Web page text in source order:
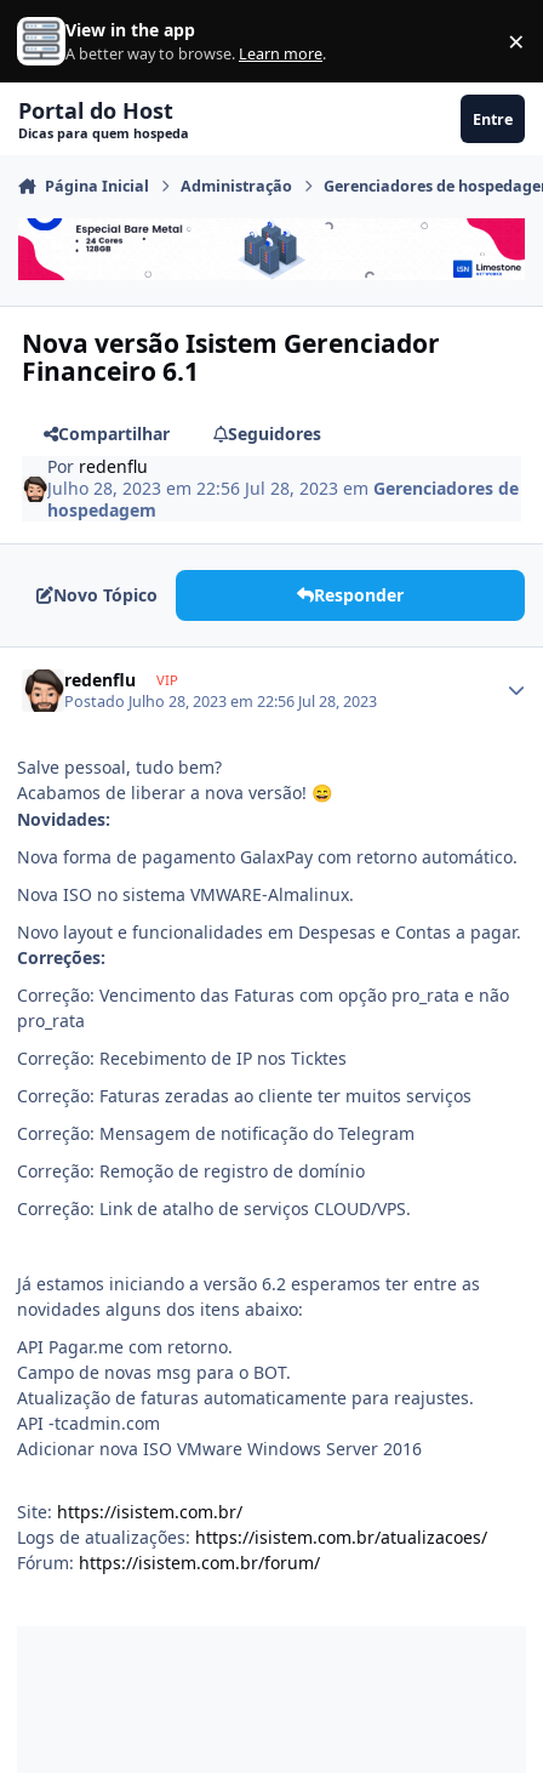
Ir para conteúdo
View in the app
A better way to browse. Learn more. ×
Portal do Host
Dicas para quem hospeda
Entre
Página Inicial Administração Gerenciadores de
Nova versão Isistem Gerenciador
Financeiro 6.1
Compartilhar
Seguidores
Por redenflu
Julho 28, 2023 em 22:56 Jul 28, 2023 emGerenciadores de
hospedagem
Novo Tópico Responder
redenflu VIP
Postado Julho 28, 2023 em 22:56 Jul 28, 2023
Salve pessoal, tudo bem?
Acabamos de liberar a nova versão! 😄
Novidades:
Nova forma de pagamento GalaxPay com retorno automático.
Nova ISO no sistema VMWARE-Almalinux.
Novo layout e funcionalidades em Despesas e Contas a pagar.
Correções:
Correção: Vencimento das Faturas com opção pro_rata e não
pro_rata
Correção: Recebimento de IP nos Ticktes
Correção: Faturas zeradas ao cliente ter muitos serviços
Correção: Mensagem de notificação do Telegram
Correção: Remoção de registro de domínio
Correção: Link de atalho de serviços CLOUD/VPS.
Já estamos iniciando a versão 6.2 esperamos ter entre as
novidades alguns dos itens abaixo:
API Pagar.me com retorno.
Campo de novas msg para o BOT.
Atualização de faturas automaticamente para reajustes.
API -tcadmin.com
Adicionar nova ISO VMware Windows Server 2016
Site: https://isistem.com.br/
Logs de atualizações: https://isistem.com.br/atualizacoes/
Fórum: https://isistem.com.br/forum/